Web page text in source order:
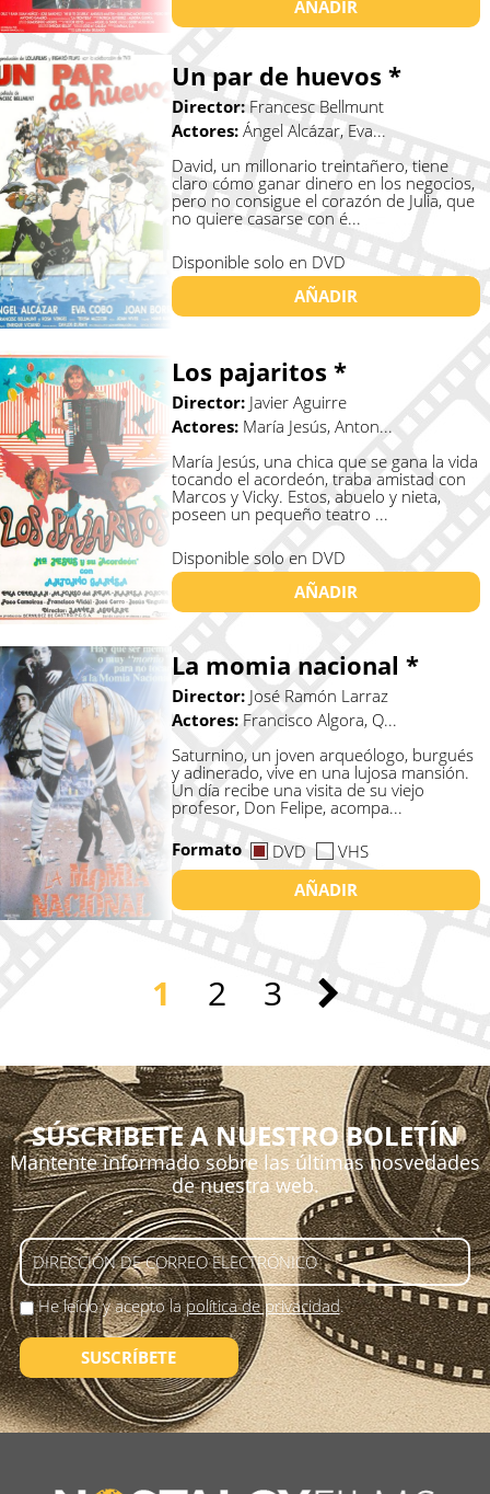
AÑADIR
Un par de huevos *
Director:Francesc Bellmunt
Actores: Ángel Alcázar, Eva...
David, un millonario treintañero, tiene
claro cómo ganar dinero en los negocios,
pero no consigue el corazón de Julia, que
no quiere casarse con é...
Disponible solo en DVD
AÑADIR
Los pajaritos *
Director: Javier Aguirre
Actores: María Jesús, Anton...
María Jesús, una chica que se gana la vida
tocando el acordeón, traba amistad con
Marcos y Vicky. Estos, abuelo y nieta,
poseen un pequeño teatro ...
Disponible solo en DVD
AÑADIR
La momia nacional *
Director: José Ramón Larraz
Actores: Francisco Algora, Q...
Saturnino, un joven arqueólogo, burgués
y adinerado, vive en una lujosa mansión.
Un día recibe una visita de su viejo
profesor, Don Felipe, acompa...
Formato
DVD
VHS
AÑADIR
1 2 3
SÚSCRIBETE A NUESTRO BOLETÍN
Mantente informado sobre las últimas nosvedades
de nuestra web.
He leído y acepto lapolítica de privacidad.
SUSCRÍBETE